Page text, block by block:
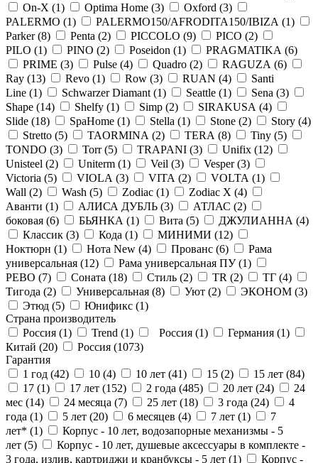
On-X (1) Optima Home (3) Oxford (3)
PALERMO (1) PALERMO150/AFRODITA150/IBIZA (1)
Parker (8) Penta (2) PICCOLO (9) PICO (2)
PILO (1) PINO (2) Poseidon (1) PRAGMATIKA (6)
PRIME (3) Pulse (4) Quadro (2) RAGUZA (6)
Ray (13) Revo (1) Row (3) RUAN (4)
Santi
Line (1) Schwarzer Diamant (1) Seattle (1) Sena (3)
Shape (14) Shelfy (1) Simp (2) SIRAKUSA (4)
Slide (18) SpaHome (1) Stella (1) Stone (2) Story (4)
Stretto (5) TAORMINA (2) TERA (8) Tiny (5)
TONDO (3) Torr (5) TRAPANI (3) Unifix (12)
Unisteel (2) Uniterm (1) Veil (3) Vesper (3)
Victoria (5) VIOLA (3) VITA (2) VOLTA (1)
Wall (2) Wash (5) Zodiac (1) Zodiac X (4)
Аванти (1) АЛИСА ДУБЛЬ (3) АТЛАС (2)
боковая (6) БЬЯНКА (1) Вита (5) ДЖУЛИАННА (4)
Классик (3) Кода (1) МИНИМИ (12)
Ноктюрн (1) Нота New (4) Прованс (6)
Рама
универсальная (12) Рама универсальная ПУ (1)
РЕВО (7) Соната (18) Стиль (2) ТR (2) ТГ (4)
Тигода (2) Универсальная (8) Уют (2) ЭКОНОМ (3)
Этюд (5) Юнификс (1)
Страна производитель
Россия (1) Trend (1) Россия (1) Германия (1)
Китай (20) Россия (1073)
Гарантия
1 год (42) 10 (4) 10 лет (41) 15 (2) 15 лет (84)
17 (1) 17 лет (152) 2 года (485) 20 лет (24)
24
мес (14) 24 месяца (7) 25 лет (18) 3 года (24)
4
года (1) 5 лет (20) 6 месяцев (4) 7 лет (1)
7
лет* (1)
Корпус - 10 лет, водозапорные механизмы - 5
лет (5)
Корпус - 10 лет, душевые аксессуары в комплекте -
3 года, излив, картриджи и кранбуксы - 5 лет (1) Корпус -